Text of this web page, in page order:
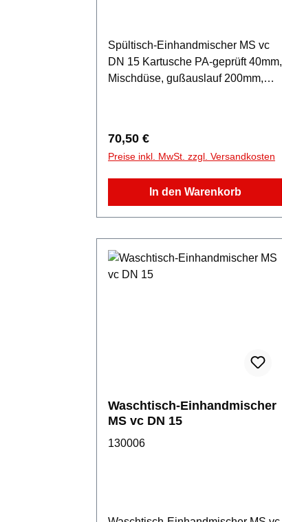
Spültisch-Einhandmischer MS vc
DN 15 Kartusche PA-geprüft 40mm,
Mischdüse, gußauslauf 200mm,
Regulärer Preis:
70,50 €
Preise inkl. MwSt. zzgl. Versandkosten
In den Warenkorb
Waschtisch-Einhandmischer
MS vc DN 15
130006